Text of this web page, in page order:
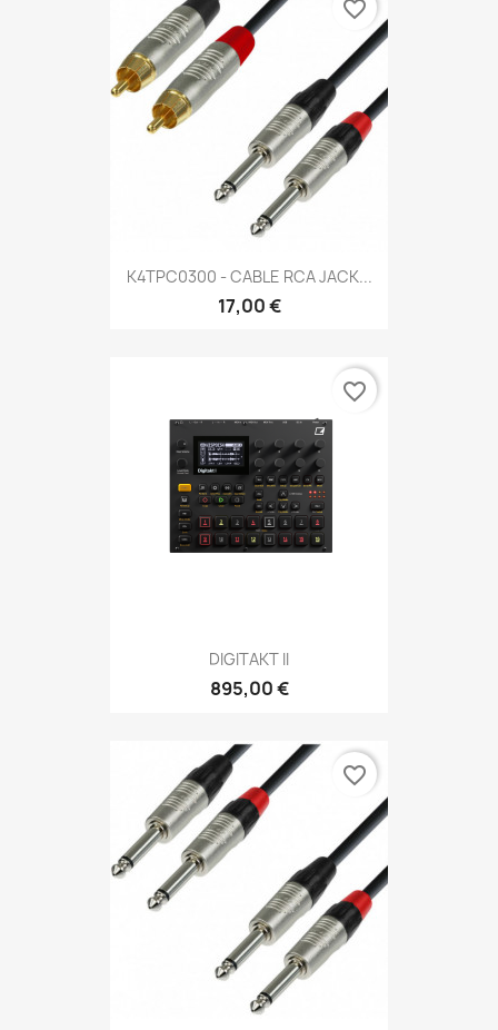
K4TPC0300 - CABLE RCA JACK...
17,00 €
favorite_border
DIGITAKT II
895,00 €
favorite_border
favorite_border